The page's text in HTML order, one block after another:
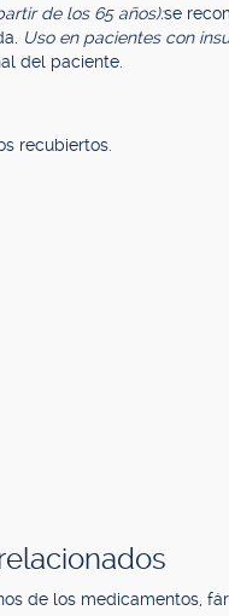
de los 65 años):se
Uso en pacientes con
del paciente.
recubiertos.
de los medicamentos,